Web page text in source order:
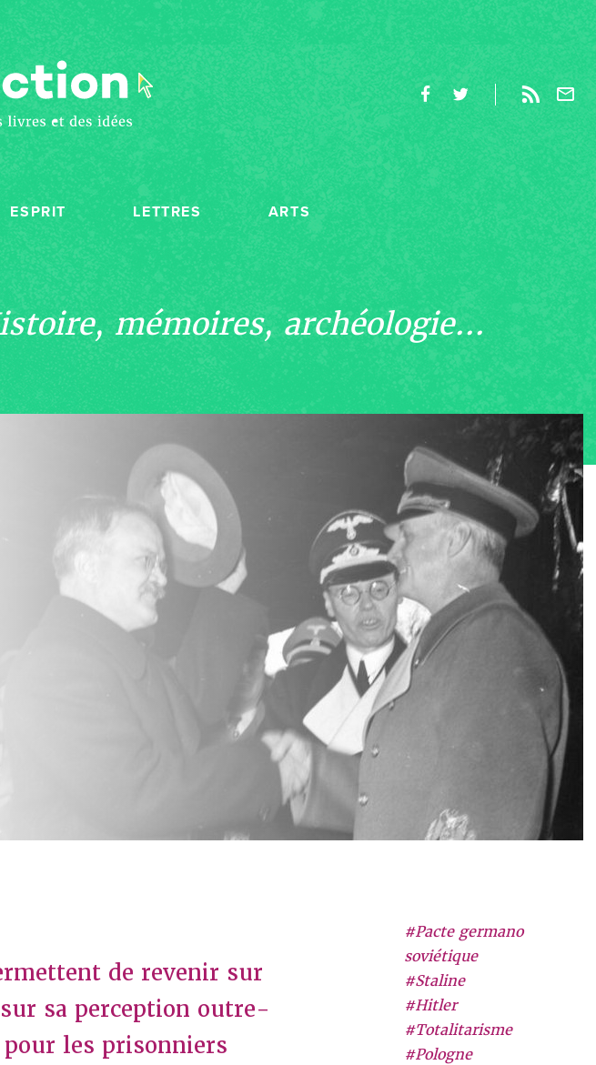
ESPRIT LETTRES ARTS
mémoires, archéologie...
#Pacte germano
soviétique
#Staline
#Hitler
#Totalitarisme
#Pologne
de revenir sur
sa perception outre-
pour les prisonniers